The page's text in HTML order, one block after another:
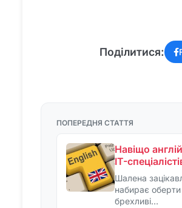
Поділитися:
ПОПЕРЕДНЯ СТАТТЯ
Навіщо
IT-
Шалена
набирає
брехливі…